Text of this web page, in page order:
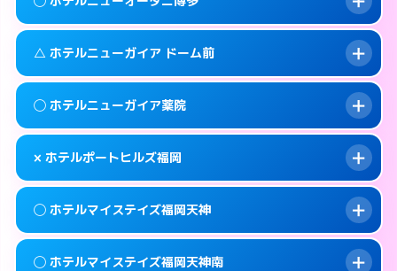
info このホテルの詳細ページを見る →
待ち合わせ。
info このホテルの詳細ページを見る →
案内方法:
女性が直接お部屋まで伺います。
smartphone 092-737-3233
map 福岡市中央区天神3-5-18
info このホテルの詳細ページを見る →
案内方法:
女性が直接お部屋まで伺います。
smartphone 092-714-1111
map 福岡市中央区渡辺通1-1-2
info このホテルの詳細ページを見る →
△ ホテルニューガイア ドーム前
案内方法: 状況により派遣できません。
smartphone 092-737-3901
map 福岡市中央区地行1-4-6
info このホテルの詳細ページを見る →
◯ ホテルニューガイア薬院
案内方法:
女性が直接お部屋まで伺います。
smartphone 092-534-4126
map 福岡市中央区大宮1-1-6
× ホテルポートヒルズ福岡
案内方法:
派遣できません。
◯ ホテルマイステイズ福岡天神
◯ ホテルマイステイズ福岡天神南